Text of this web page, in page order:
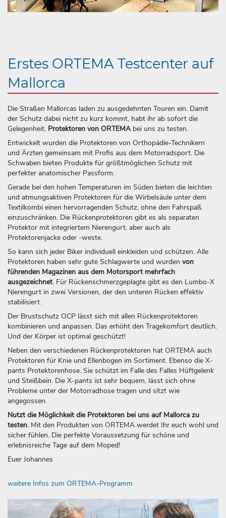
Erstes ORTEMA Test­center auf
Mallorca
Die Straßen Mallorcas laden zu ausgedehnten Touren ein. Damit
der Schutz dabei nicht zu kurz kommt, habt ihr ab sofort die
Gelegenheit, Protektoren von ORTEMAbei uns zu testen.
Entwickelt wurden die Protektoren von Orthopädie-Technikern
und Ärzten gemeinsam mit Profis aus dem Motorradsport. Die
Schwaben bieten Produkte für größtmöglichen Schutz mit
perfekter anatomischer Passform.
Gerade bei den hohen Temperaturen im Süden bieten die leichten
und atmungsaktiven Protektoren für die Wirbelsäule unter dem
Textilkombi einen hervorragenden Schutz, ohne den Fahrspaß
einzuschränken. Die Rückenprotektoren gibt es als separaten
Protektor mit integriertem Nierengurt, aber auch als
Protektorenjacke oder -weste.
So kann sich jeder Biker individuell einkleiden und schützen. Alle
Protektoren haben sehr gute Schlagwerte und wurden von
führenden Magazinen aus dem Motorsport mehrfach
ausgezeichnet. Für Rückenschmerzgeplagte gibt es den Lumbo-X
Nierengurt in zwei Versionen, der den unteren Rücken effektiv
stabilisiert.
Der Brustschutz OCP lässt sich mit allen Rückenprotektoren
kombinieren und anpassen. Das erhöht den Tragekomfort deutlich.
Und der Körper ist optimal geschützt!
Neben den verschiedenen Rückenprotektoren hat ORTEMA auch
Protektoren für Knie und Ellenbogen im Sortiment. Ebenso die X-
pants Protektorenhose. Sie schützt im Falle des Falles Hüftgelenk
und Steißbein. Die X-pants ist sehr bequem, lässt sich ohne
Probleme unter der Motorradhose tragen und sitzt wie
angegossen.
Nutzt die Möglichkeit die Protektoren bei uns auf Mallorca zu
testen. Mit den Produkten von ORTEMA werdet Ihr euch wohl und
sicher fühlen. Die perfekte Voraussetzung für schöne und
erlebnisreiche Tage auf dem Moped!
Euer Johannes
weitere Infos zum ORTEMA-Programm